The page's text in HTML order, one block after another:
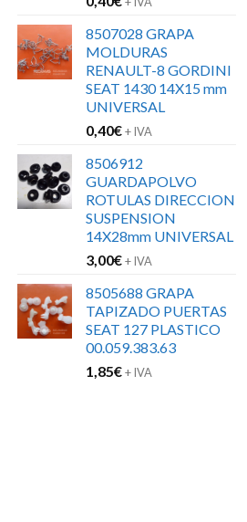
8507028 GRAPA
MOLDURAS
RENAULT-8 GORDINI
SEAT 1430 14X15 mm
UNIVERSAL
0,40€+ IVA
8506912
GUARDAPOLVO
ROTULAS DIRECCION
SUSPENSION
14X28mm UNIVERSAL
3,00€+ IVA
8505688 GRAPA
TAPIZADO PUERTAS
SEAT 127 PLASTICO
00.059.383.63
1,85€+ IVA